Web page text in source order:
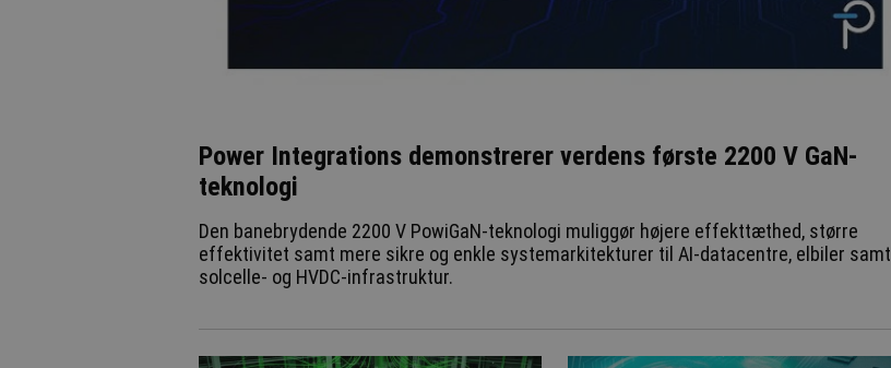
Power Integrations demonstrerer verdens første 2200 V GaN-
teknologi
Den banebrydende 2200 V PowiGaN-teknologi muliggør højere effekttæthed, større
effektivitet samt mere sikre og enkle systemarkitekturer til AI-datacentre, elbiler samt
solcelle- og HVDC-infrastruktur.